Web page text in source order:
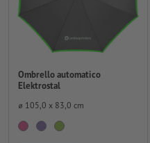
Ombrello automatico
Elektrostal
⌀ 105,0 x 83,0 cm